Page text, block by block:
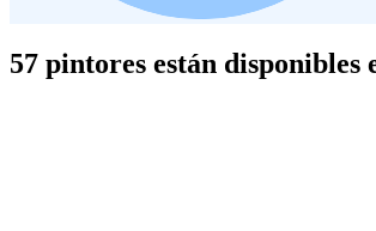
57 pintores están disponibles